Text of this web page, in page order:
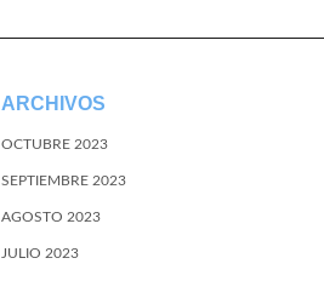
ARCHIVOS
OCTUBRE 2023
SEPTIEMBRE 2023
AGOSTO 2023
JULIO 2023